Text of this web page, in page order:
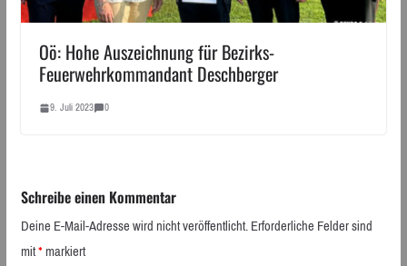
Oö: Hohe Auszeichnung für Bezirks-
Feuerwehrkommandant Deschberger
9. Juli 2023 0
Schreibe einen Kommentar
Deine E-Mail-Adresse wird nicht veröffentlicht.Erforderliche Felder sind
mit*markiert